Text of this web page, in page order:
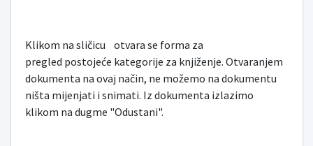
Klikom na sličicu
otvara se forma za
pregled postojeće kategorije za knjiženje. Otvaranjem
dokumenta na ovaj način, ne možemo na dokumentu
ništa mijenjati i snimati. Iz dokumenta izlazimo
klikom na dugme "Odustani".